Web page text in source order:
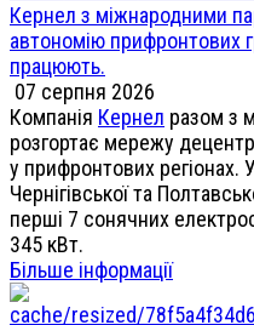
Кернел з міжнародними
автономію прифронтових
працюють.
07 серпня 2026
Компанія Кернел разом з
розгортає мережу
у прифронтових регіонах.
Чернігівської та
перші 7 сонячних
345 кВт.
Більше інформації